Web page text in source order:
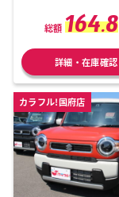
総額 164.8
詳細・在庫確認
カラフル!国府店